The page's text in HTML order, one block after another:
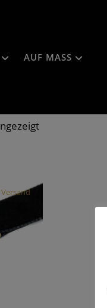
AUF MASS